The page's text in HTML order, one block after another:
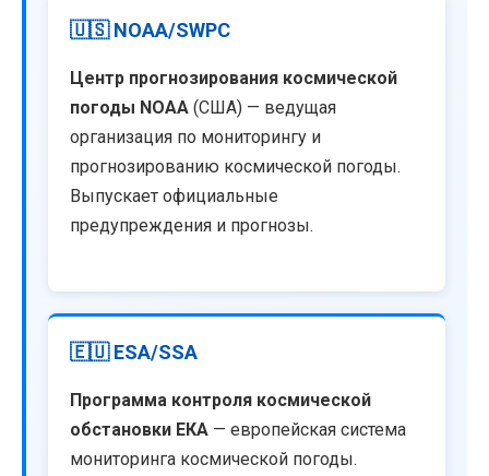
🇺🇸 NOAA/SWPC
Центр прогнозирования космической
погоды NOAA (США) — ведущая
организация по мониторингу и
прогнозированию космической погоды.
Выпускает официальные
предупреждения и прогнозы.
🇪🇺 ESA/SSA
Программа контроля космической
обстановки ЕКА — европейская система
мониторинга космической погоды.